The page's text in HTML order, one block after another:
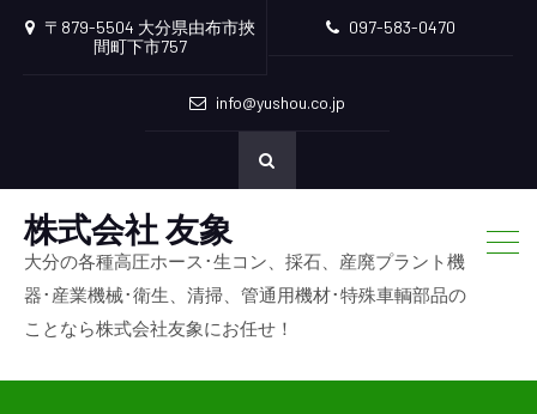
〒879-5504 大分県由布市挾
間町下市757
097-583-0470
info@yushou.co.jp
株式会社 友象
大分の各種高圧ホース･生コン、採石、産廃プラント機
器･産業機械･衛生、清掃、管通用機材･特殊車輌部品の
ことなら株式会社友象にお任せ！